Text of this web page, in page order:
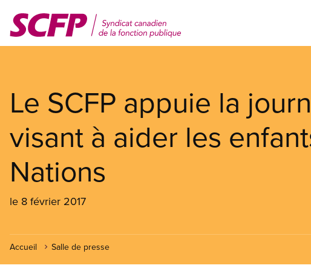
contenu
Le SCFP appuie la
visant à aider les
Nations
le 8 février 2017
Accueil Salle de presse